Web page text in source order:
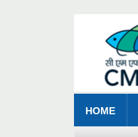
HOME